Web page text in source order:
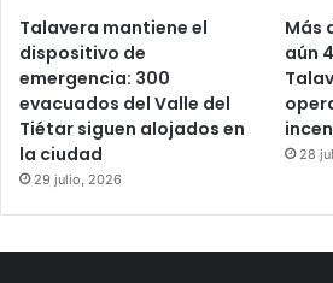
Talavera mantiene el
dispositivo de
emergencia: 300
evacuados del Valle del
Tiétar siguen alojados en
la ciudad
29 julio, 2026
Más
aún
28